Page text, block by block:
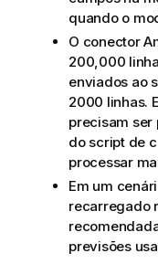
quando o
O conector
200,000
enviados ao
2000 linhas.
precisam ser
do script de
processar
Em um
recarregado
previsões